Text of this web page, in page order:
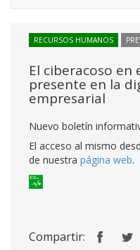
RECURSOS HUMANOS
El ciberacoso
presente en la
empresarial
Nuevo boletín
El acceso al mismo
de nuestra página web.
Compartir: